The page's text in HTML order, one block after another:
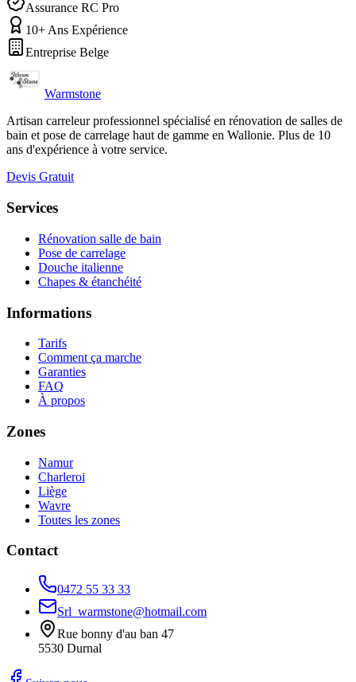
Assurance RC Pro
10+ Ans Expérience
Entreprise Belge
Warmstone
Artisan carreleur professionnel spécialisé en rénovation de salles de
bain et pose de carrelage haut de gamme en Wallonie. Plus de 10
ans d'expérience à votre service.
Devis Gratuit
Services
Rénovation salle de bain
Pose de carrelage
Douche italienne
Chapes & étanchéité
Informations
Tarifs
Comment ça marche
Garanties
FAQ
À propos
Zones
Namur
Charleroi
Liège
Wavre
Toutes les zones
Contact
0472 55 33 33
Srl_warmstone@hotmail.com
Rue bonny d'au ban 47
5530 Durnal